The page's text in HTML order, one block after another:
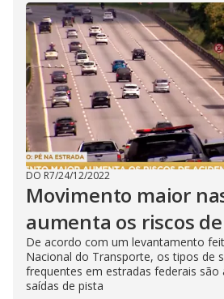
DO R7/24/12/2022
Movimento maior
aumenta os riscos
De acordo com um levantamento
Nacional do Transporte, os tipos de
frequentes em estradas federais são
saídas de pista